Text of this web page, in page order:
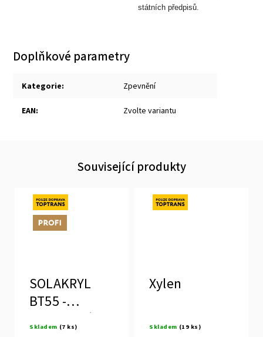
státních předpisů.
Doplňkové parametry
Kategorie: Zpevnění
EAN: Zvolte variantu
Související produkty
Novinka
Tip
SOLAKRYL
BT55 -
hloubkové
Skladem (7 ks)
Novinka
Xylen
Skladem (19 ks)